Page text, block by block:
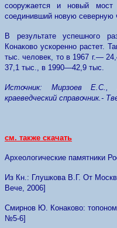
сооружается и новый мост
соединивший новую северную
В результате успешного
Конаково ускоренно растет.
тыс. человек, то в 1967 г.—
37,1 тыс., в 1990—42,9 тыс.
Источник: Мирзоев Е.С.,
краеведческий справочник.-
см. также скачать
Археологические памятники
Из Кн.: Глушкова В.Г. От
Вече, 2006]
Смирнов Ю. Конаково:
№5-6]